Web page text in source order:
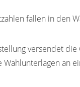
fallen in den
versendet
Wahlunterlagen an